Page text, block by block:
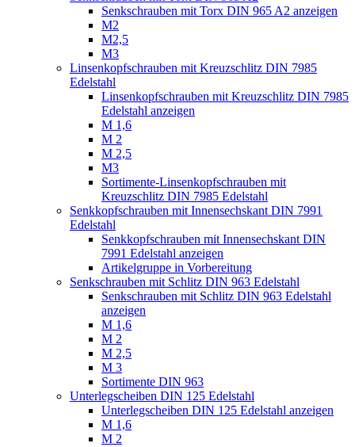
Senkschrauben mit Torx DIN 965 A2 anzeigen
M2
M2,5
M3
Linsenkopfschrauben mit Kreuzschlitz DIN 7985
Edelstahl
Linsenkopfschrauben mit Kreuzschlitz DIN 7985
Edelstahl anzeigen
M 1,6
M 2
M 2,5
M3
Sortimente-Linsenkopfschrauben mit
Kreuzschlitz DIN 7985 Edelstahl
Senkkopfschrauben mit Innensechskant DIN 7991
Edelstahl
Senkkopfschrauben mit Innensechskant DIN
7991 Edelstahl anzeigen
Artikelgruppe in Vorbereitung
Senkschrauben mit Schlitz DIN 963 Edelstahl
Senkschrauben mit Schlitz DIN 963 Edelstahl
anzeigen
M 1,6
M 2
M 2,5
M 3
Sortimente DIN 963
Unterlegscheiben DIN 125 Edelstahl
Unterlegscheiben DIN 125 Edelstahl anzeigen
M 1,6
M 2